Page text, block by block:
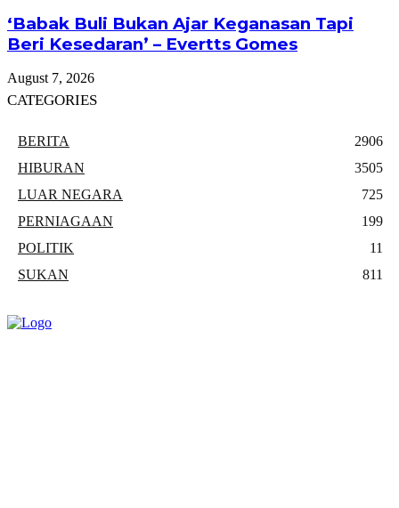
‘Babak Buli Bukan Ajar Keganasan Tapi
Beri Kesedaran’ – Evertts Gomes
August 7, 2026
CATEGORIES
BERITA
2906
HIBURAN
3505
LUAR NEGARA
725
PERNIAGAAN
199
POLITIK
11
SUKAN
811